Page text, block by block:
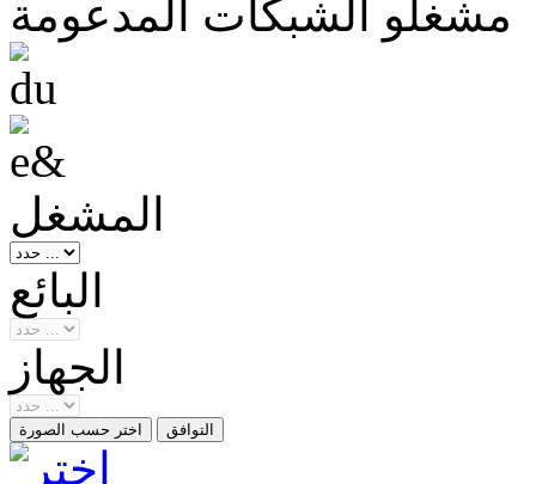
مشغلو الشبكات المدعومة
المشغل
البائع
الجهاز